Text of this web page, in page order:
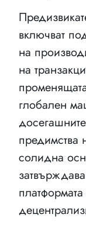
включват
на
на
глобален
предимства
солидна